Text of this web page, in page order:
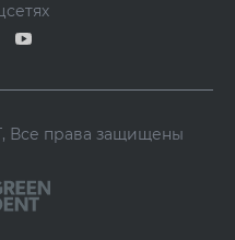
Все права защищены